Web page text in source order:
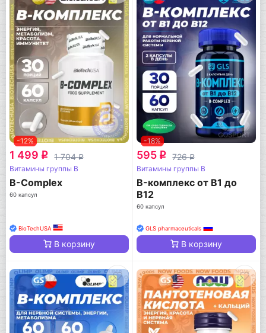
-12%
1 499 q 1 704q
Витамины группы B
B-Complex
60 капсул
BioTechUSA
В корзину
-18%
595 q 726q
Витамины группы B
B-комплекс от B1 до
B12
60 капсул
GLS pharmaceuticals
В корзину